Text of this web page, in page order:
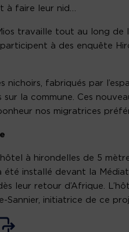
à faire leur nid…
travaille tout au long de
participent à des enquête
nichoirs, fabriqués par
sur la commune. Ces
nos migratrices
hôtel à hirondelles de 5
été installé devant la
leur retour d’Afrique.
Sannier, initiatrice de ce